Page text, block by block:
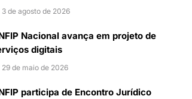
3 de agosto de 2026
Nacional avança em projeto de
digitais
29 de maio de 2026
participa de Encontro Jurídico